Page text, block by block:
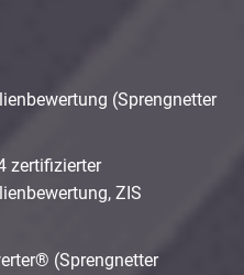
(Sprengnetter
zertifizierter
ZIS
(Sprengnetter